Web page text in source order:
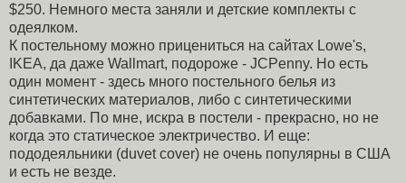
$250. Немного места заняли и детские комплекты с
одеялком.
К постельному можно прицениться на сайтах Lowe's,
IKEA, да даже Wallmart, подороже - JCPenny. Но есть
один момент - здесь много постельного белья из
синтетических материалов, либо с синтетическими
добавками. По мне, искра в постели - прекрасно, но не
когда это статическое электричество. И еще:
пододеяльники (duvet cover) не очень популярны в США
и есть не везде.